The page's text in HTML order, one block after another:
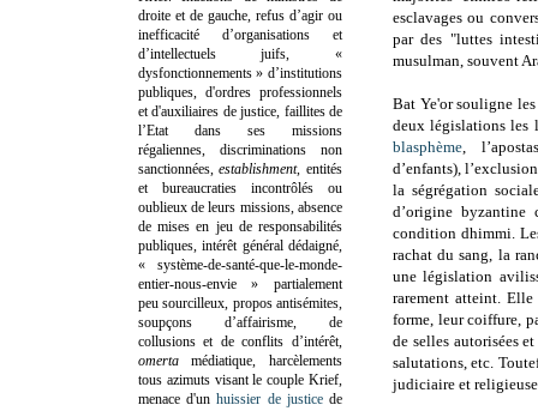
esclavages ou
par des "luttes
musulman, souvent
Bat Ye'or souligne
deux législations les
blasphème,
d’enfants),
la ségrégation
d’origine byzantine
condition dhimmi.
rachat du sang, la
une législation
rarement atteint.
forme, leur coiffure,
de selles autorisées
salutations, etc.
judiciaire et
droite et de gauche, refus d’agir ou
inefficacité d’organisations et
d’intellectuels juifs, «
dysfonctionnements » d’institutions
publiques, d'ordres professionnels
et d'auxiliaires de justice, faillites de
l’Etat dans ses missions
régaliennes, discriminations non
sanctionnées,establishment, entités
et bureaucraties incontrôlés ou
oublieux de leurs missions, absence
de mises en jeu de responsabilités
publiques, intérêt général dédaigné,
« système-de-santé-que-le-monde-
entier-nous-envie » partialement
peu sourcilleux, propos antisémites,
soupçons d’affairisme, de
collusions et de conflits d’intérêt,
omertamédiatique, harcèlements
tous azimuts visant le couple Krief,
menace d'unhuissier de justicede